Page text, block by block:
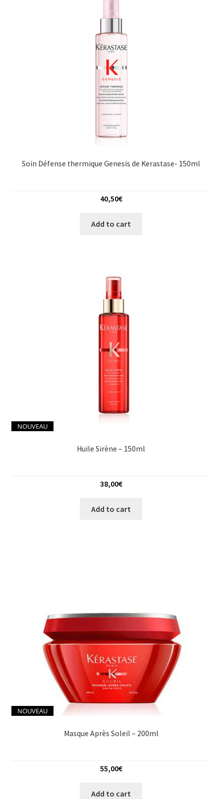
Soin Défense thermique Genesis de Kerastase- 150ml
40,50€
Add to cart
NOUVEAU
Huile Sirène – 150ml
38,00€
Add to cart
NOUVEAU
Masque Après Soleil – 200ml
55,00€
Add to cart